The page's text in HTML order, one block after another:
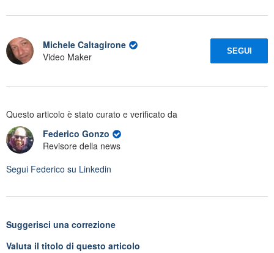
Michele Caltagirone
Video Maker
SEGUI
Questo articolo è stato curato e verificato da
Federico Gonzo
Revisore della news
Segui Federico su Linkedin
Suggerisci una correzione
Valuta il titolo di questo articolo